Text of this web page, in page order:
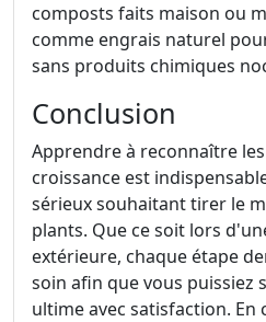
composts faits maison ou
comme engrais naturel
sans produits chimiques
Conclusion
Apprendre à reconnaître
croissance est
sérieux souhaitant tirer le
plants. Que ce soit lors
extérieure, chaque étape
soin afin que vous puissiez
ultime avec satisfaction. En